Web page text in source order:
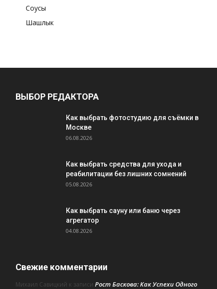
Соусы
Шашлык
ВЫБОР РЕДАКТОРА
Как выбрать фотостудию для съёмки в
Москве
06.08.2026
Как выбрать средства для ухода и
реабилитации без лишних сомнений
05.08.2026
Как выбрать сауну или баню через
агрегатор
04.08.2026
Свежие комментарии
Михаил Савицкий к записи Рост Баскова: Как Успехи Одного